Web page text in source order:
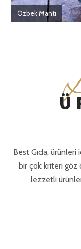
Özbek Mantı
Best Gıda, ürünleri
bir çok kriteri
lezzetli